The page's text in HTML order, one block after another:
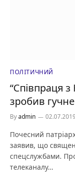
ПОЛІТИЧНИЙ
“Співпраця
зробив
Byadmin 02.07.2019
Почесний
заявив, що
спецслужбами.
телеканалу…